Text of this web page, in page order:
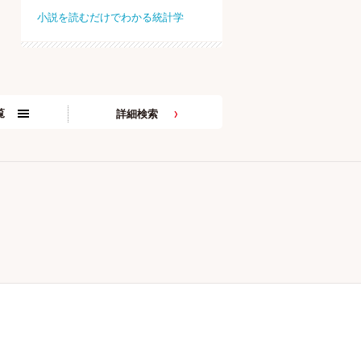
小説を読むだけでわかる統計学
詳細検索